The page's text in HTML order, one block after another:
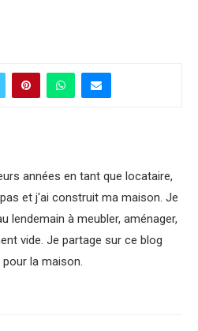
années en tant que locataire,
et j'ai construit ma maison. Je
lendemain à meubler, aménager,
vide. Je partage sur ce blog
la maison.